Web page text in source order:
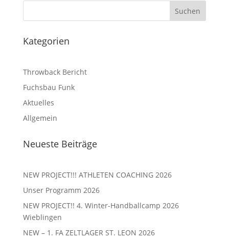
Kategorien
Throwback Bericht
Fuchsbau Funk
Aktuelles
Allgemein
Neueste Beiträge
NEW PROJECT!!! ATHLETEN COACHING 2026
Unser Programm 2026
NEW PROJECT!! 4. Winter-Handballcamp 2026
Wieblingen
NEW – 1. FA ZELTLAGER ST. LEON 2026